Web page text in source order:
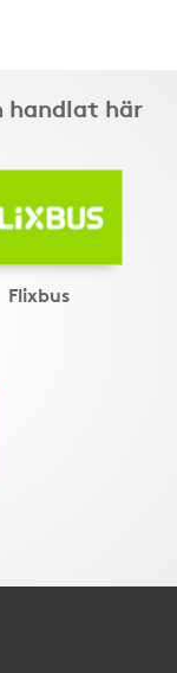
handlat här
Flixbus